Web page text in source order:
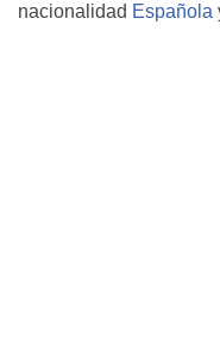
nacionalidad Española